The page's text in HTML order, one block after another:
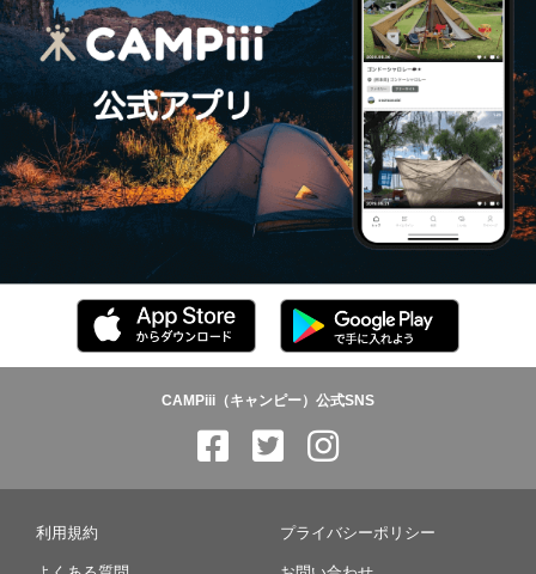
CAMPiii（キャンピー）公式SNS
利用規約 プライバシーポリシー